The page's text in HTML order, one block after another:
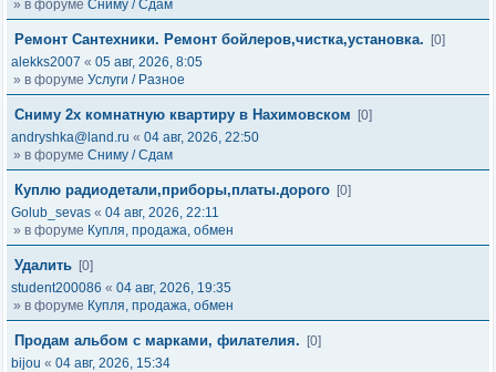
» в форуме Сниму / Сдам
Ремонт Сантехники. Ремонт бойлеров,чистка,установка.
[0]
alekks2007 « 05 авг, 2026, 8:05
» в форуме Услуги / Разное
Сниму 2х комнатную квартиру в Нахимовском
[0]
andryshka@land.ru « 04 авг, 2026, 22:50
» в форуме Сниму / Сдам
Куплю радиодетали,приборы,платы.дорого [0]
Golub_sevas « 04 авг, 2026, 22:11
» в форуме Купля, продажа, обмен
Удалить [0]
student200086 « 04 авг, 2026, 19:35
» в форуме Купля, продажа, обмен
Продам альбом с марками, филателия.
[0]
bijou « 04 авг, 2026, 15:34